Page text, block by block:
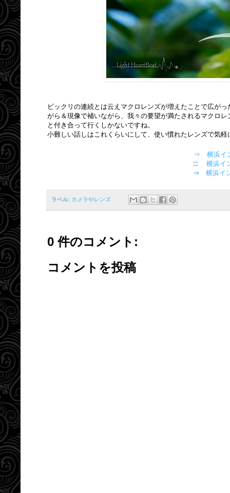
ビックリの連続とは云えマクロレンズが増えたことで広が
がら＆現像で補いながら、我々の要望が満たされるマクロ
と付き合って行くしかないですね。
小難しい話しはこれくらいにして、使い慣れたレンズで気
⇒ 横浜イ
□ 横浜イン
⇒ 横浜イン
ラベル: カメラやレンズ
0 件のコメント:
コメントを投稿